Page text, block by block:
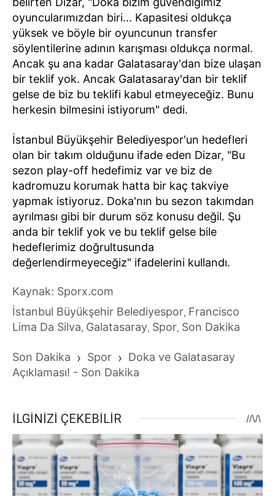
oyuncularımızdan biri... Kapasitesi oldukça
yüksek ve böyle bir oyuncunun transfer
söylentilerine adının karışması oldukça normal.
Ancak şu ana kadar Galatasaray'dan bize ulaşan
bir teklif yok. Ancak Galatasaray'dan bir teklif
gelse de biz bu teklifi kabul etmeyeceğiz. Bunu
herkesin bilmesini istiyorum" dedi.
İstanbul Büyükşehir Belediyespor'un hedefleri
olan bir takım olduğunu ifade eden Dizar, "Bu
sezon play-off hedefimiz var ve biz de
kadromuzu korumak hatta bir kaç takviye
yapmak istiyoruz. Doka'nın bu sezon takımdan
ayrılması gibi bir durum söz konusu değil. Şu
anda bir teklif yok ve bu teklif gelse bile
hedeflerimiz doğrultusunda
değerlendirmeyeceğiz" ifadelerini kullandı.
Kaynak: Sporx.com
İstanbul Büyükşehir Belediyespor, Francisco
Lima Da Silva, Galatasaray, Spor, Son Dakika
Son Dakika › Spor › Doka ve Galatasaray
Açıklaması! - Son Dakika